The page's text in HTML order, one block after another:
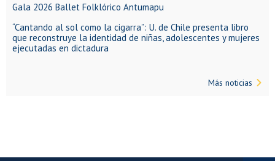
Gala 2026 Ballet Folklórico Antumapu
“Cantando al sol como la cigarra”: U. de Chile presenta libro
que reconstruye la identidad de niñas, adolescentes y mujeres
ejecutadas en dictadura
Más noticias